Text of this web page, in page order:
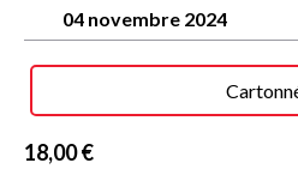
04 novembre 2024
18,00 €